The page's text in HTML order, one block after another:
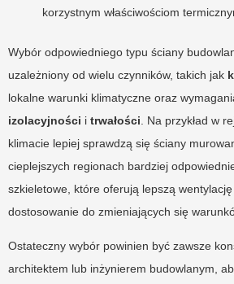
korzystnym właściwościom
Wybór odpowiedniego typu ściany
uzależniony od wielu czynników, takich jak
lokalne warunki klimatyczne oraz
izolacyjności i trwałości. Na przykład w
klimacie lepiej sprawdzą się ściany
cieplejszych regionach bardziej
szkieletowe, które oferują lepszą wentylację
dostosowanie do zmieniających się
Ostateczny wybór powinien być zawsze
architektem lub inżynierem budowlanym,